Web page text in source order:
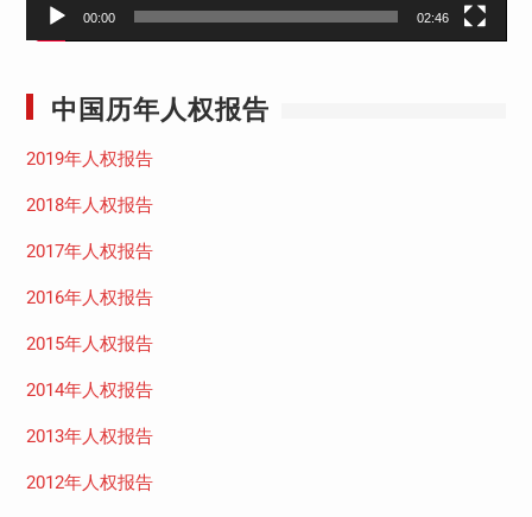
00:00 02:46
中国历年人权报告
2019年人权报告
2018年人权报告
2017年人权报告
2016年人权报告
2015年人权报告
2014年人权报告
2013年人权报告
2012年人权报告